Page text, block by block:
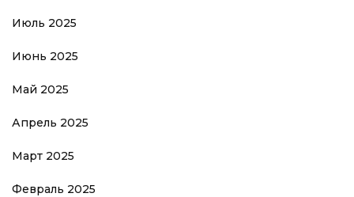
Июль 2025
Июнь 2025
Май 2025
Апрель 2025
Март 2025
Февраль 2025